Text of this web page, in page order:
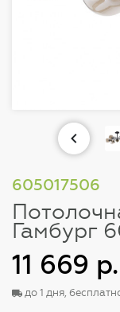
605017506
Гамбург
11 669 р.
до 1 дня,